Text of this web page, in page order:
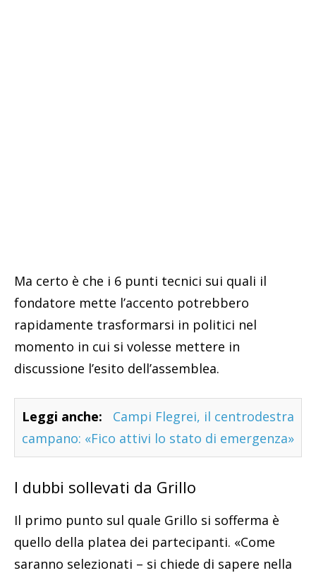
Ma certo è che i 6 punti tecnici sui quali il
fondatore mette l’accento potrebbero
rapidamente trasformarsi in politici nel
momento in cui si volesse mettere in
discussione l’esito dell’assemblea.
Leggi anche:
Campi Flegrei, il centrodestra
campano: «Fico attivi lo stato di emergenza»
I dubbi sollevati da Grillo
Il primo punto sul quale Grillo si sofferma è
quello della platea dei partecipanti. «Come
saranno selezionati – si chiede di sapere nella